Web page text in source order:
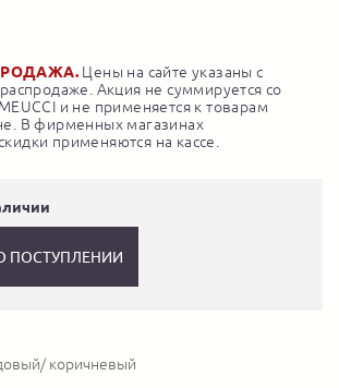
Цены на сайте указаны с
Акция не суммируется со
и не применяется к товарам
В фирменных магазинах
применяются на кассе.
ПОСТУПЛЕНИИ
коричневый